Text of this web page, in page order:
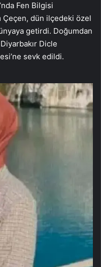
Fen Bilgisi
Çeçen, dün ilçedeki özel
getirdi. Doğumdan
Dicle
sevk edildi.